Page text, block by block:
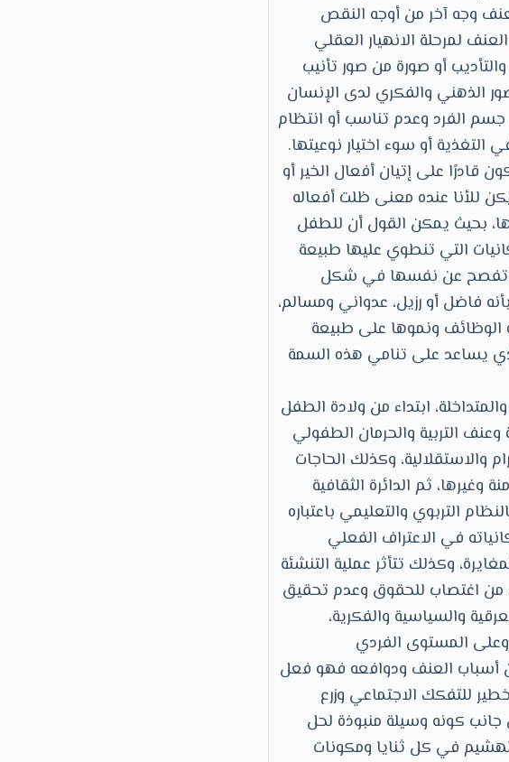
وجه آخر من أوجه النقص
لمرحلة الانهيار العقلي
أو صورة من صور تأنيب
الذهني والفكري لدى الإنسان
الفرد وعدم تناسب أو انتظام
أو سوء اختيار نوعيتها.
قادرًا على إتيان أفعال الخير أو
للأنا عنده معنى ظلت أفعاله
بحيث يمكن القول أن للطفل
التي تنطوي عليها طبيعة
وتفصح عن نفسها في شكل
فاضل أو رزيل، عدواني ومسالم،
ونموها على طبيعة
يساعد على تنامي هذه السمة
ابتداء من ولادة الطفل
التربية والحرمان الطفولي
والاستقلالية، وكذلك الحاجات
ثم الدائرة الثقافية
التربوي والتعليمي باعتباره
في الاعتراف الفعلي
وكذلك تتأثر عملية التنشئة
من اغتصاب للحقوق وعدم تحقيق
والسياسية والفكرية،
المستوى الفردي
أسباب العنف ودوافعه فهو فعل
للتفكك الاجتماعي وزرع
كونه وسيلة منبوذة لحل
في كل ثنايا ومكونات